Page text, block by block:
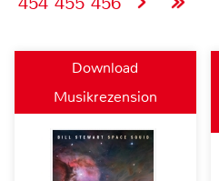
Download
Musikrezension